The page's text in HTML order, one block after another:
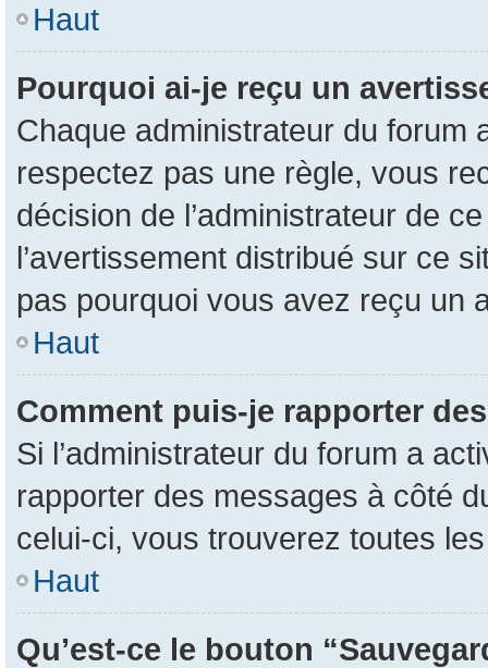
Haut
Pourquoi ai-je reçu un
Chaque administrateur du forum
respectez pas une règle, vous
décision de l’administrateur de
l’avertissement distribué sur ce
pas pourquoi vous avez reçu un
Haut
Comment puis-je rapporter
Si l’administrateur du forum a
rapporter des messages à côté
celui-ci, vous trouverez toutes
Haut
Qu’est-ce le bouton